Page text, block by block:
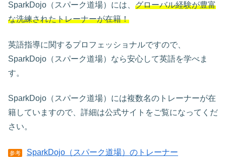
SparkDojo（スパーク道場）には、 グローバル経験が豊富
な洗練されたトレーナーが在籍！
英語指導に関するプロフェッショナルですので、
SparkDojo（スパーク道場）なら安心して英語を学べま
す。
SparkDojo（スパーク道場）には複数名のトレーナーが在
籍していますので、詳細は公式サイトをご覧になってくだ
さい。
参考 SparkDojo（スパーク道場）のトレーナー